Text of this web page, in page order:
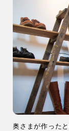
奥さまが作った
事業用
04-